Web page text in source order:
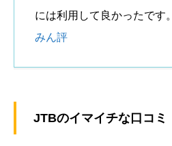
には利用して良かったです。
みん評
JTBのイマイチな口コミ